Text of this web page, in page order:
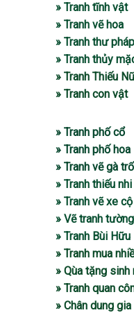
» Tranh tĩnh vật
» Tranh vẽ hoa
» Tranh thư pháp
» Tranh thủy
» Tranh Thiếu
» Tranh con vật
» Tranh phố cổ
» Tranh phố hoa
» Tranh vẽ gà
» Tranh thiếu nhi
» Tranh vẽ xe cộ
» Vẽ tranh tường
» Tranh Bùi Hữu
» Tranh mua
» Qùa tặng sinh
» Tranh quan
» Chân dung